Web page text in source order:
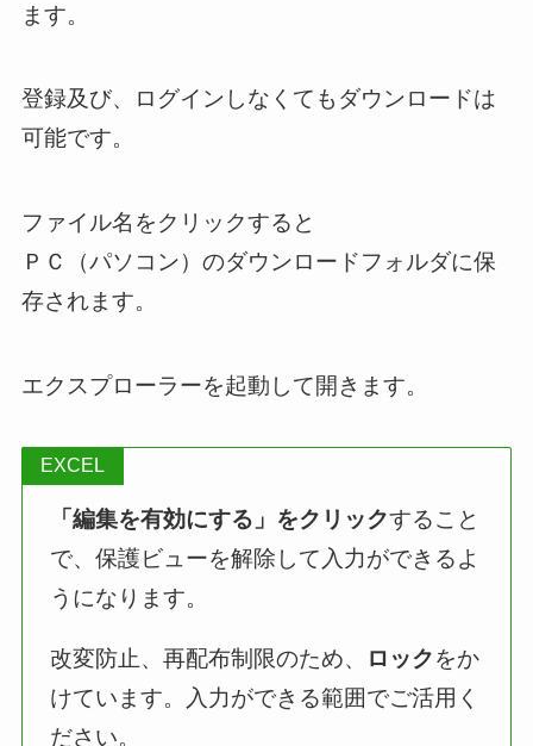
ます。
登録及び、ログインしなくてもダウンロードは
可能です。
ファイル名をクリックすると
ＰＣ（パソコン）のダウンロードフォルダに保
存されます。
エクスプローラーを起動して開きます。
EXCEL
「編集を有効にする」をクリックすること
で、保護ビューを解除して入力ができるよ
うになります。
改変防止、再配布制限のため、 ロックをか
けています。入力ができる範囲でご活用く
ださい。